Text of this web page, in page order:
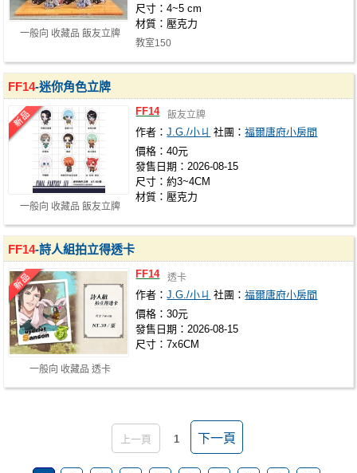
一般向 收藏品 飯友立牌
尺寸：4~5 cm
材質：壓克力
教室150
一般向 收藏品 飯友立牌
FF14-迷你角色立牌
FF14 飯友立牌
作者：J.G./小ㄐ 社團：福爾唐府小房間
價格：40元
發售日期：2026-08-15
尺寸：約3~4CM
材質：壓克力
一般向 收藏品 透卡
FF14-詩人組拍立得透卡
FF14 透卡
作者：J.G./小ㄐ 社團：福爾唐府小房間
價格：30元
發售日期：2026-08-15
尺寸：7x6CM
上一頁 1 下一頁